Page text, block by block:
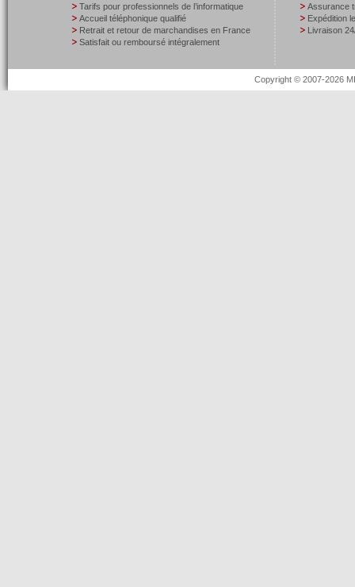
Tarifs pour professionnels de l’informatique
Accueil téléphonique qualifié
Retrait et retour de marchandises en France
Satisfait ou remboursé intégralement
Assurance
Expédition
Livraison
Copyright © 2007-2026